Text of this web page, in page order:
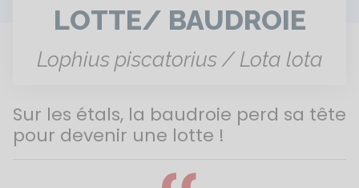
LOTTE/ BAUDROIE
Lophius piscatorius / Lota lota
Sur les étals, la baudroie perd sa tête
pour devenir une lotte !